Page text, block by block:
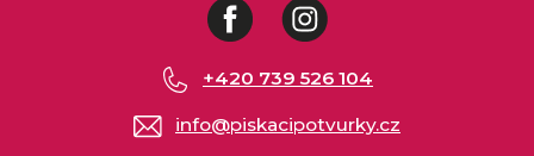
FacebookInstagram
info@piskacipotvurky.cz
+420 739 526 104